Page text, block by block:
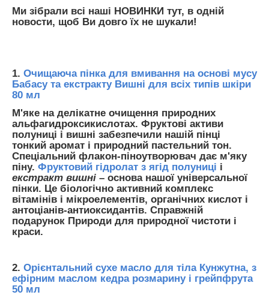
Ми зібрали всі наші НОВИНКИ тут, в одній
новости, щоб Ви довго їх не шукали!
1. Очищаюча пінка для вмивання на основі мусу
Бабасу та екстракту Вишні для всіх типів шкіри
80 мл
М'яке на делікатне очищення природних
альфагидроксикислотах. Фруктові активи
полуниці і вишні забезпечили нашій пінці
тонкий аромат і природний пастельний тон.
Спеціальний флакон-піноутворювач дає м'яку
піну. Фруктовий гідролат з ягід полуниці і
екстракт вишні – основа нашої універсальної
пінки. Це біологічно активний комплекс
вітамінів і мікроелементів, органічних кислот і
антоціанів-антиоксидантів. Справжній
подарунок Природи для природної чистоти і
краси.
2. Орієнтальний сухе масло для тіла Кунжутна, з
ефірним маслом кедра розмарину і грейпфрута
50 мл